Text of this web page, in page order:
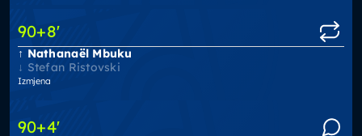
90+8'
Nathanaël Mbuku
Stefan Ristovski
Izmjena
90+4'